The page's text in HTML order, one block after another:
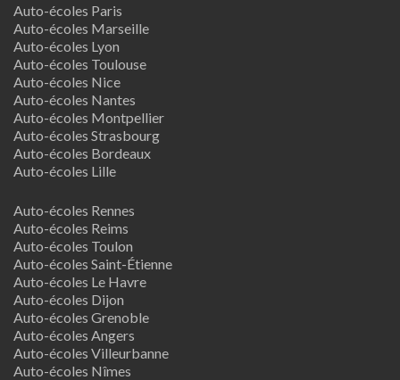
Auto-écoles Paris
Auto-écoles Marseille
Auto-écoles Lyon
Auto-écoles Toulouse
Auto-écoles Nice
Auto-écoles Nantes
Auto-écoles Montpellier
Auto-écoles Strasbourg
Auto-écoles Bordeaux
Auto-écoles Lille
Auto-écoles Rennes
Auto-écoles Reims
Auto-écoles Toulon
Auto-écoles Saint-Étienne
Auto-écoles Le Havre
Auto-écoles Dijon
Auto-écoles Grenoble
Auto-écoles Angers
Auto-écoles Villeurbanne
Auto-écoles Nîmes